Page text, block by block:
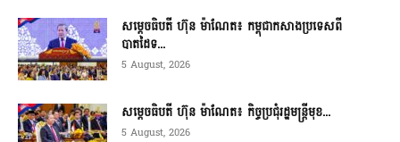
សម្ដេចធិបតី ហ៊ុន ម៉ាណែត៖ កម្ពុជាកសាងប្រទេសពី
បាតដៃទ...
5 August, 2026
សម្ដេចធិបតី ហ៊ុន ម៉ាណែត៖ កិច្ចប្រជុំរដ្ឋមន្ត្រីមុខ...
5 August, 2026